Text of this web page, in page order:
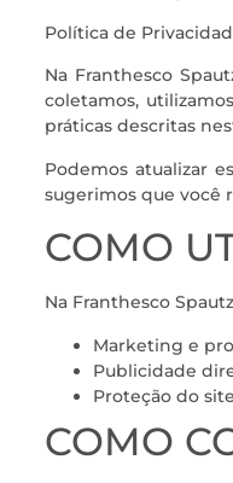
Política de
Na Franthesco
coletamos,
práticas descritas
Podemos atualizar
sugerimos que você
COMO
Na Franthesco
Marketing e
Publicidade
Proteção do site
COMO